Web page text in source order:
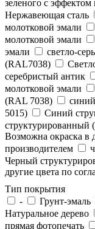
зеленого с эффектом
Нержавеющая сталь
молотковой эмали
молотковой эмали
эмали
светло-
(RAL7038)
серебристый антик
молотковой эмали
(RAL 7038)
синий
5015)
Синий
структурированный
Возможна окраска в
производителем
Черный
другие цвета по
Тип покрытия
-
Грунт-эмаль
Натуральное дерево
прямая фотопечать